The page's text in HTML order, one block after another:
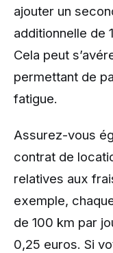
ajouter un
additionnelle de
Cela peut
permettant de
fatigue.
Assurez-vous
contrat de
relatives aux
exemple,
de 100 km par
0,25 euros. Si